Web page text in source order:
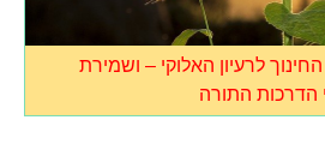
החינוך לרעיון האלוקי – ושמירת
הדרכות התורה